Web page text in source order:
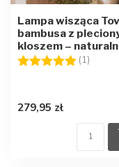
Lampa wisząca
bambusa z
kloszem –
Ocena:
(1) 5.0
279,95 zł